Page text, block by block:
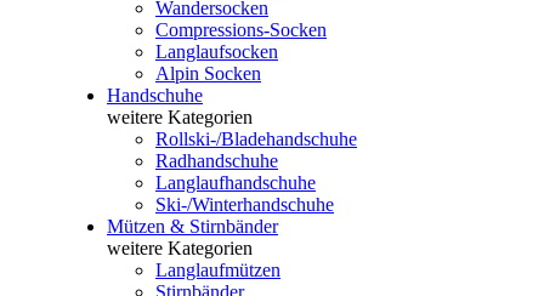
Wandersocken
Compressions-Socken
Langlaufsocken
Alpin Socken
Handschuhe
weitere Kategorien
Rollski-/Bladehandschuhe
Radhandschuhe
Langlaufhandschuhe
Ski-/Winterhandschuhe
Mützen & Stirnbänder
weitere Kategorien
Langlaufmützen
Stirnbänder